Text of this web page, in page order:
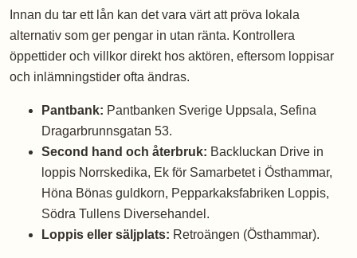
Innan du tar ett lån kan det vara värt att pröva lokala
alternativ som ger pengar in utan ränta. Kontrollera
öppettider och villkor direkt hos aktören, eftersom loppisar
och inlämningstider ofta ändras.
Pantbank: Pantbanken Sverige Uppsala, Sefina
Dragarbrunnsgatan 53.
Second hand och återbruk: Backluckan Drive in
loppis Norrskedika, Ek för Samarbetet i Östhammar,
Höna Bönas guldkorn, Pepparkaksfabriken Loppis,
Södra Tullens Diversehandel.
Loppis eller säljplats: Retroängen (Östhammar).